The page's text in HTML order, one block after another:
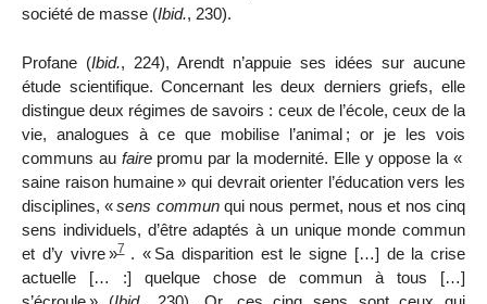
société de masse (Ibid., 230).
Profane (Ibid., 224), Arendt n’appuie ses idées sur aucune
étude scientifique. Concernant les deux derniers griefs, elle
distingue deux régimes de savoirs : ceux de l’école, ceux de la
vie, analogues à ce que mobilise l’animal ; or je les vois
communs au fairepromu par la modernité. Elle y oppose la «
saine raison humaine» qui devrait orienter l’éducation vers les
disciplines, «sens communqui nous permet, nous et nos cinq
sens individuels, d’être adaptés à un unique monde commun
et d’y vivre»7 . « Sa disparition est le signe […] de la crise
actuelle [… :] quelque chose de commun à tous […]